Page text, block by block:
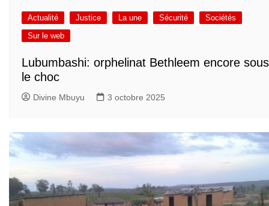
Actualité Justice La une Sécurité
Sociétés
Sur le web
Lubumbashi: orphelinat Bethleem encore sous
le choc
Divine Mbuyu 3 octobre 2025